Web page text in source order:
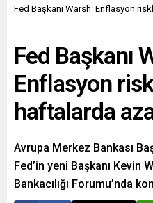
Fed Başkanı Warsh: Enflasyon
Fed Başkanı
Enflasyon
haftalarda
Avrupa Merkez Bankası
Fed’in yeni Başkanı Kevin
Bankacılığı Forumu’nda